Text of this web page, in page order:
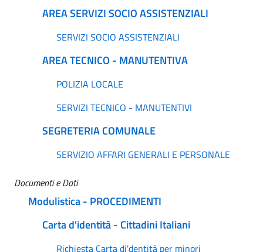
AREA SERVIZI SOCIO ASSISTENZIALI
SERVIZI SOCIO ASSISTENZIALI
AREA TECNICO - MANUTENTIVA
POLIZIA LOCALE
SERVIZI TECNICO - MANUTENTIVI
SEGRETERIA COMUNALE
SERVIZIO AFFARI GENERALI E PERSONALE
Documenti e Dati
Modulistica - PROCEDIMENTI
Carta d'identità - Cittadini Italiani
Richiesta Carta di'dentità per minori